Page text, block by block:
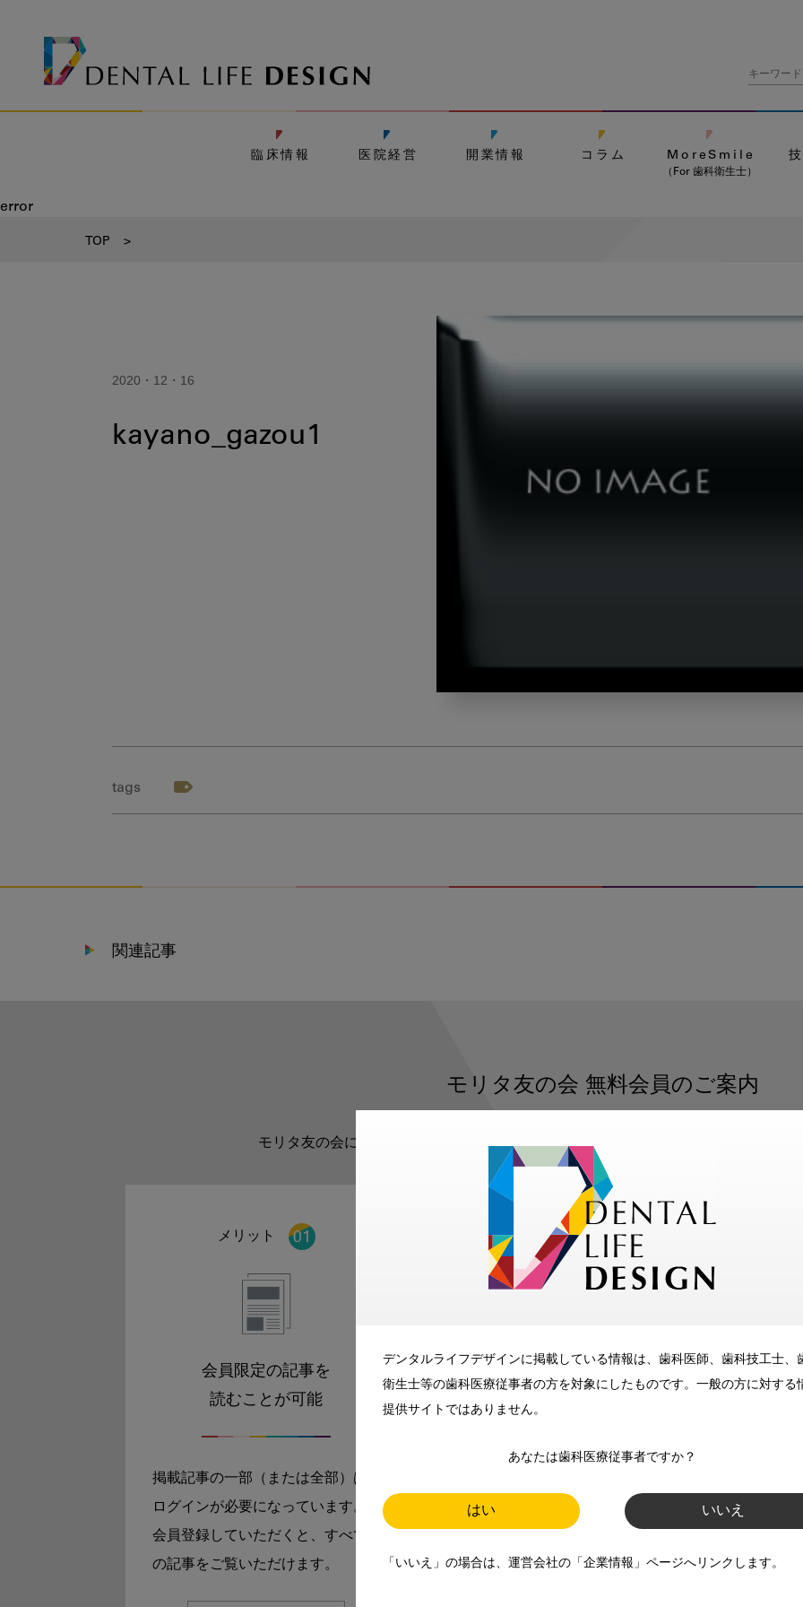
デンタルライフデザインに掲載している情報は、歯科医師、歯科技工士、
衛生士等の歯科医療従事者の方を対象にしたものです。一般の方に対する
提供サイトではありません。
あなたは歯科医療従事者ですか？
はい いいえ
「いいえ」の場合は、運営会社の「企業情報」ページへリンクします。
臨床情報 医院経営 開業情報 コラム MoreSmile
（For 歯科衛生士）
error
TOP >
2020・12・16
kayano_gazou1
tags
関連記事
モリタ友の会 無料会員のご案内
モリタ友の会に登録いただくと、デンタルライフデザインをもっと便利にご利用い
メリット
会員限定の記事を
読むことが可能
掲載記事の一部（または全部）は
ログインが必要になっています。
会員登録していただくと、すべて
の記事をご覧いただけます。
メリット
メールマガジンでお届け
師、歯科衛生士、歯科技工士）に
お届けします。